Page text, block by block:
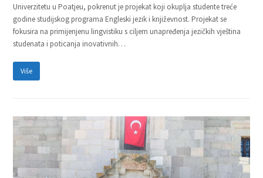
Univerzitetu u Poatjeu, pokrenut je projekat koji okuplja studente treće
godine studijskog programa Engleski jezik i književnost. Projekat se
fokusira na primijenjenu lingvistiku s ciljem unapređenja jezičkih vještina
studenata i poticanja inovativnih…
Više